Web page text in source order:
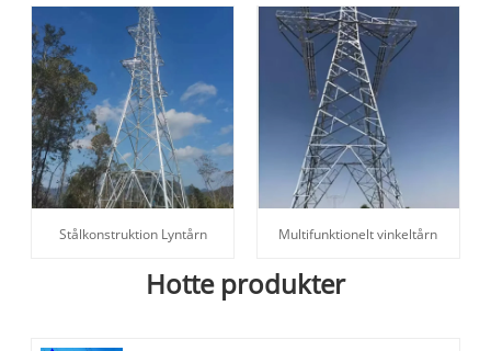
Stålkonstruktion Lyntårn Multifunktionelt vinkeltårn
Hotte produkter